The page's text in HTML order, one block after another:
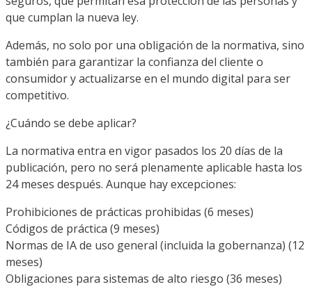
que cumplan la nueva ley.
Además, no solo por una obligación de la normativa, sino
también para garantizar la confianza del cliente o
consumidor y actualizarse en el mundo digital para ser
competitivo.
¿Cuándo se debe aplicar?
La normativa entra en vigor pasados los 20 días de la
publicación, pero no será plenamente aplicable hasta los
24 meses después. Aunque hay excepciones:
Prohibiciones de prácticas prohibidas (6 meses)
Códigos de práctica (9 meses)
Normas de IA de uso general (incluida la gobernanza) (12
meses)
Obligaciones para sistemas de alto riesgo (36 meses)